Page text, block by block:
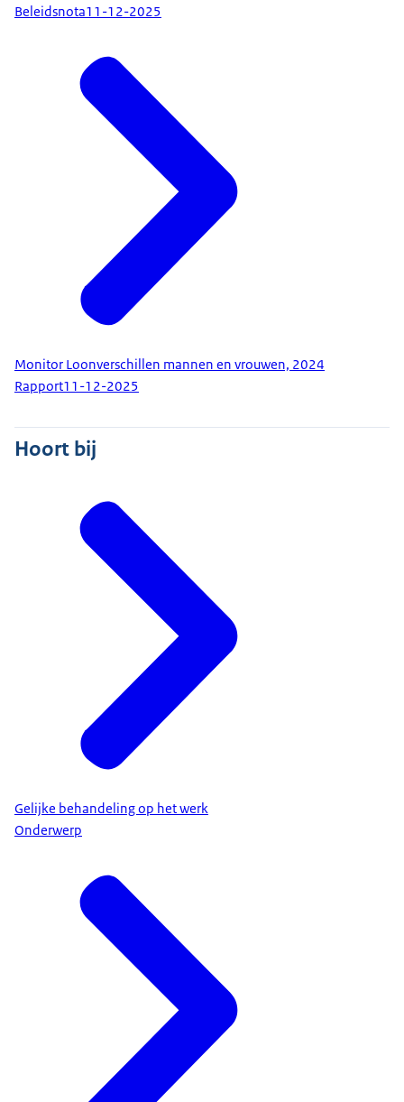
Beleidsnota11-12-2025
Monitor Loonverschillen mannen en vrouwen, 2024
Rapport11-12-2025
Hoort bij
Gelijke behandeling op het werk
Onderwerp